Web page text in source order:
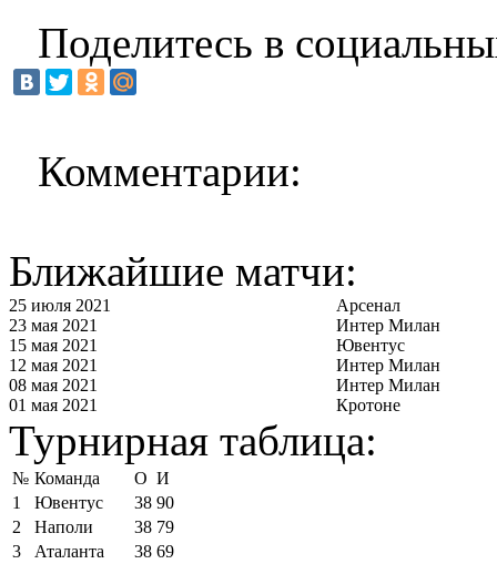
Поделитесь в
Комментарии:
Ближайшие матчи:
25 июля 2021
Арсенал
23 мая 2021
Интер Милан
15 мая 2021
Ювентус
12 мая 2021
Интер Милан
08 мая 2021
Интер Милан
01 мая 2021
Кротоне
Турнирная таблица:
№ Команда О И
1
Ювентус 38 90
2
Наполи 38 79
3
Аталанта 38 69